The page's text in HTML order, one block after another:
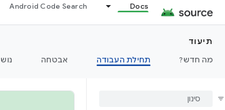
Docs
Android Code Search
תיעוד
מה חדש?
תחילת העבודה אבטחה